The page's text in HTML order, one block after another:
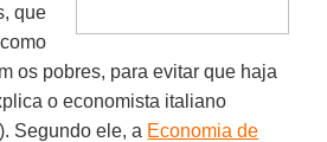
que
os pobres, para evitar que haja
o economista italiano
Segundo ele, a Economia de